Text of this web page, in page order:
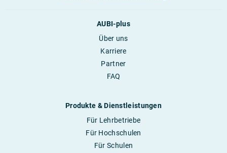
AUBI-plus
Über uns
Karriere
Partner
FAQ
Produkte & Dienstleistungen
Für Lehrbetriebe
Für Hochschulen
Für Schulen